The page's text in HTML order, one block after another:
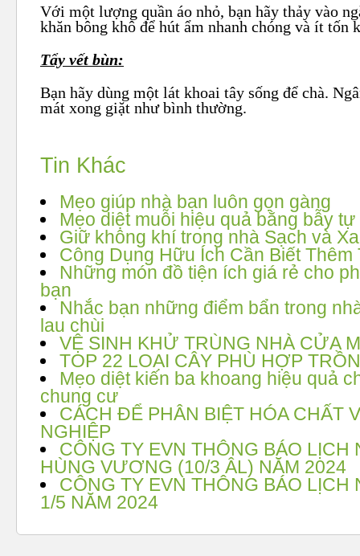
Với một lượng quần áo nhỏ, bạn hãy thảy vào
khăn bông khô để hút ẩm nhanh chóng và ít tốn
Tẩy vết bùn:
Bạn hãy dùng một lát khoai tây sống để chà.
mát xong giặt như bình thường.
Tin Khác
Mẹo giúp nhà bạn luôn gọn gàng
Mẹo diệt muỗi hiệu quả bằng bẫy tự
Giữ không khí trong nhà Sạch và
Công Dụng Hữu Ích Cần Biết
Những món đồ tiện ích giá rẻ cho
bạn
Nhắc bạn những điểm bẩn trong
lau chùi
VỆ SINH KHỬ TRÙNG NHÀ CỬA
TOP 22 LOẠI CÂY PHÙ HỢP
Mẹo diệt kiến ba khoang hiệu quả
chung cư
CÁCH ĐỂ PHÂN BIỆT HÓA CHẤT
NGHIỆP
CÔNG TY EVN THÔNG BÁO LỊCH
HÙNG VƯƠNG (10/3 ÂL) NĂM 2024
CÔNG TY EVN THÔNG BÁO LỊCH
1/5 NĂM 2024